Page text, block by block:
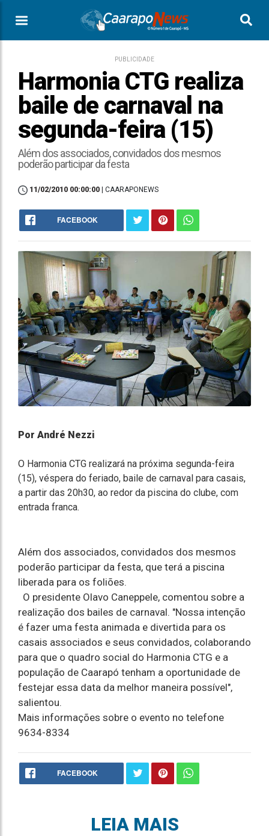
PUBLICIDADE
Harmonia CTG realiza
baile de carnaval na
segunda-feira (15)
Além dos associados, convidados dos mesmos
poderão participar da festa
11/02/2010 00:00:00 | CAARAPONEWS
FACEBOOK
Por André Nezzi
O Harmonia CTG realizará na próxima segunda-feira
(15), véspera do feriado, baile de carnaval para casais,
a partir das 20h30, ao redor da piscina do clube, com
entrada franca.
Além dos associados, convidados dos mesmos
poderão participar da festa, que terá a piscina
liberada para os foliões.
O presidente Olavo Caneppele, comentou sobre a
realização dos bailes de carnaval. "Nossa intenção
é fazer uma festa animada e divertida para os
casais associados e seus convidados, colaborando
para que o quadro social do Harmonia CTG e a
população de Caarapó tenham a oportunidade de
festejar essa data da melhor maneira possível",
salientou.
Mais informações sobre o evento no telefone
9634-8334
FACEBOOK
LEIA MAIS